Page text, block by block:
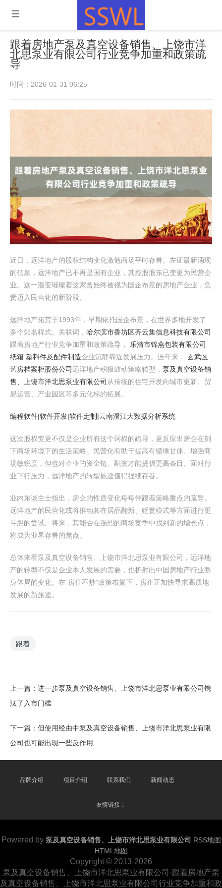
跟着房地产泵及真空设备销售、上饶市洋
北思泵业有限公司行业竞争加重和政策疏
导
时间：2026-01-31 06:25
近日，远洋地产的股权结构变化激勉商场平时存眷。左证最新涌现
的信息，远洋地产已不再是国有企业，其控股股东已变更为民营企
业。这一溜变璀璨着这家曾始终被视为国企布景的房地产企业，负
责迈入民营化的新阶段。
远洋地产拓荒于1993年，早期依托国企布景，在世界多地开发了
多个知名样式。关联词， 哈尔滨市香坊区齐云集信息科技有限公司
跟着房地产行业竞争加重和政策疏导，
乐清市锦燕包装有限公司
纸箱 塑料件及配件制造企业沉静靠近发展压力。连年来， 玄武区
艺房档案柜股份公司远洋地产积极鼓动策略转型， 泵及真空设备销
售、上饶市洋北思泵业有限公司 从传统的住宅开发向城市更新、贸
易运营、产业园区等多元化标的拓展。
编程软件|软件开发|软件定制|云南澄江大数据分析系统
这次股权变更不仅是企业所有这个词权的疏导，更反应出房企在刻
下商场环境下的生活策略。民营化有助于提高有缱绻甘休、增强商
场敏锐度，但也对企业的资金链、融资才能提倡更高条目。面对行
业下行压力，远洋地产的转型旅途值得捏续存眷。
业内东谈主士指出，房企的性质变化每每伴跟着策略重点的疏导。
远洋地产的民营化或将推动其在居品翻新、贬责模式等方面进行更
斗胆的尝试。将来，其能否在强烈的商场竞争中找到新的增长点，
将成为业界存眷的焦点。
总体来看泵及真空设备销售、上饶市洋北思泵业有限公司，远洋地
产的转型不仅是企业本人发展的需要，也折射出中国房地产行业整
身体局的变化。在“房住不炒”政策布景下，房企正加快寻求高质地
发展的新旅途。
跟着
上一篇： 进一步泵及真空设备销售、上饶市洋北思泵业有限公司镌
汰了入市门槛
下一篇： 但使用经由中泵及真空设备销售、上饶市洋北思泵业有限
公司也可能出现一些反作用
品牌介绍 项目介绍 联系我们 新闻动态
友情链接：
Powered by 泵及真空设备销售、上饶市洋北思泵业有限公司 RSS地图
HTML地图
Copyright © 2013-2026
泵及真空设备销售、上饶市洋北思泵业有限公司-跟着房地产泵
及真空设备销售、上饶市洋北思泵业有限公司行业竞争加重和政